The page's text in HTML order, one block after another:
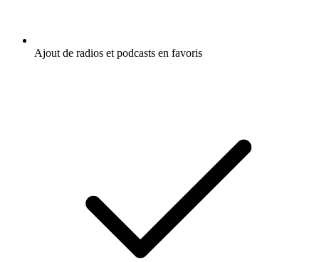
Ajout de radios et podcasts en favoris